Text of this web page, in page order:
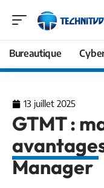
Bureautique
13 juillet 2025
GTMT :
Manager